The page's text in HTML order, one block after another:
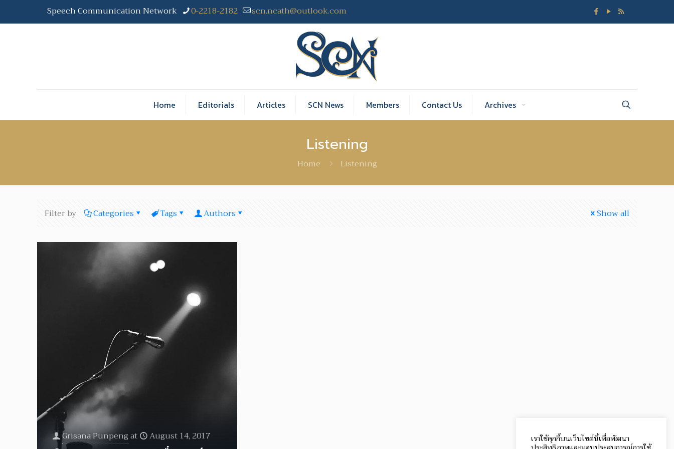
Speech Communication Network 0-2218-2182 scn.ncath@outlook.com
Home Editorials Articles SCN News Members Contact Us Archives
Listening
Home Listening
Filter by Categories Tags Authors Show all
Grisana Punpengat August 14, 2017 เราใช้คุกกี้บนเว็บไซต์นี้เพื่อพัฒนา